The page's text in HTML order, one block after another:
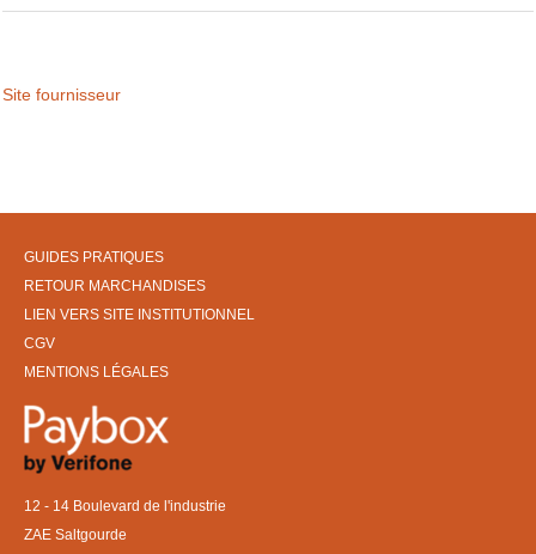
Site fournisseur
GUIDES PRATIQUES
RETOUR MARCHANDISES
LIEN VERS SITE INSTITUTIONNEL
CGV
MENTIONS LÉGALES
12 - 14 Boulevard de l'industrie
ZAE Saltgourde